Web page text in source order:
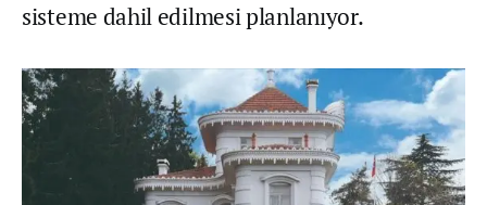
sisteme dahil edilmesi planlanıyor.